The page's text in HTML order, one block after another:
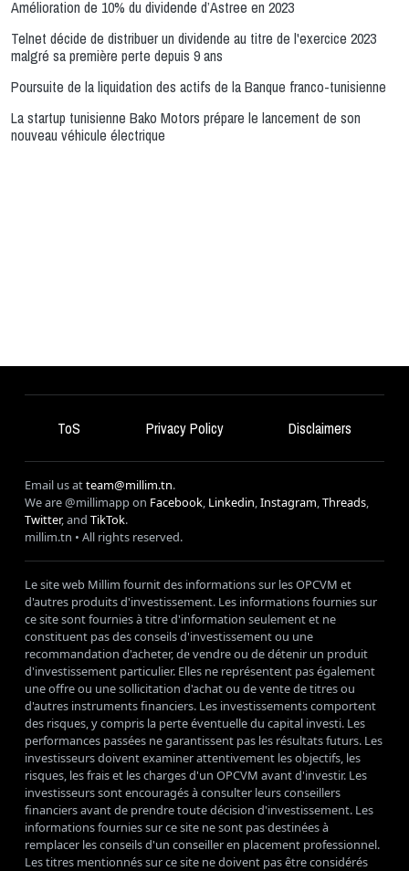
Amélioration de 10% du dividende d’Astree en 2023
Telnet décide de distribuer un dividende au titre de l'exercice 2023
malgré sa première perte depuis 9 ans
Poursuite de la liquidation des actifs de la Banque franco-tunisienne
La startup tunisienne Bako Motors prépare le lancement de son
nouveau véhicule électrique
ToS Privacy Policy Disclaimers
Email us atteam@millim.tn.
We are @millimapp on Facebook, Linkedin,Instagram,Threads,
Twitter, and TikTok.
millim.tn • All rights reserved.
Le site web Millim fournit des informations sur les OPCVM et
d'autres produits d'investissement. Les informations fournies sur
ce site sont fournies à titre d'information seulement et ne
constituent pas des conseils d'investissement ou une
recommandation d'acheter, de vendre ou de détenir un produit
d'investissement particulier. Elles ne représentent pas également
une offre ou une sollicitation d'achat ou de vente de titres ou
d'autres instruments financiers. Les investissements comportent
des risques, y compris la perte éventuelle du capital investi. Les
performances passées ne garantissent pas les résultats futurs. Les
investisseurs doivent examiner attentivement les objectifs, les
risques, les frais et les charges d'un OPCVM avant d'investir. Les
investisseurs sont encouragés à consulter leurs conseillers
financiers avant de prendre toute décision d'investissement. Les
informations fournies sur ce site ne sont pas destinées à
remplacer les conseils d'un conseiller en placement professionnel.
Les titres mentionnés sur ce site ne doivent pas être considérés